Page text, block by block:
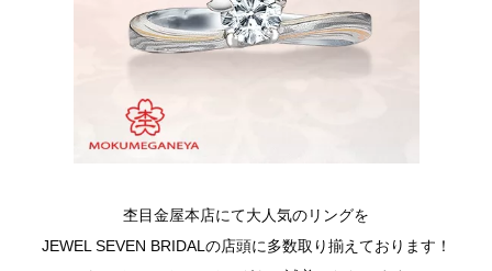
杢目金屋本店にて大人気のリングを
JEWEL SEVEN BRIDALの店頭に多数取り揃えております！